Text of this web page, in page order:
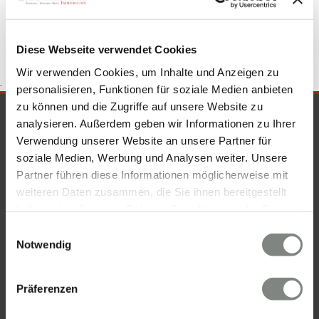
Diese Webseite verwendet Cookies
Wir verwenden Cookies, um Inhalte und Anzeigen zu
personalisieren, Funktionen für soziale Medien anbieten
zu können und die Zugriffe auf unsere Website zu
analysieren. Außerdem geben wir Informationen zu Ihrer
Verwendung unserer Website an unsere Partner für
soziale Medien, Werbung und Analysen weiter. Unsere
Partner führen diese Informationen möglicherweise mit
weiteren Daten zusammen, die Sie ihnen bereitgestellt
Cookies, wenn Sie unsere Webseite weiterhin nutzen.
Notwendig
Präferenzen
.
SICHERHEIT & KOMPETENZ